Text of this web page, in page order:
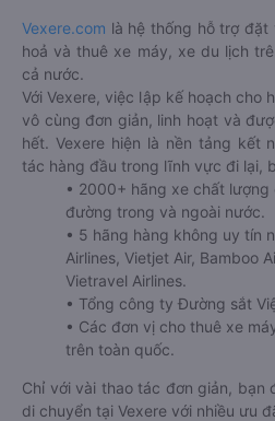
Vexere.com là hệ thống hỗ trợ
hoả và thuê xe máy, xe du lịch
cả nước.
Với Vexere, việc lập kế hoạch cho
vô cùng đơn giản, linh hoạt và
hết. Vexere hiện là nền tảng kết
tác hàng đầu trong lĩnh vực đi lại,
• 2000+ hãng xe chất
đường trong và ngoài nước.
• 5 hãng hàng không uy tín
Airlines, Vietjet Air, Bamboo
Vietravel Airlines.
• Tổng công ty Đường sắt
• Các đơn vị cho thuê xe
trên toàn quốc.
Chỉ với vài thao tác đơn giản,
di chuyển tại Vexere với nhiều ưu